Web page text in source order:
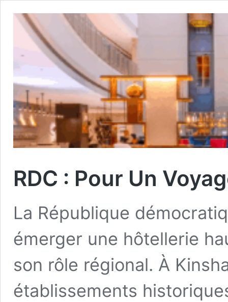
RDC : Pour Un
La République
émerger une hôtellerie
son rôle régional. À
établissements